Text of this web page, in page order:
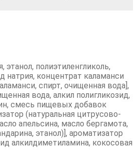
этанол, полиэтиленгликоль,
натрия, концентрат каламанси
спирт, очищенная вода],
вода, алкил полигликозид,
смесь пищевых добавок
(натуральная цитрусово-
апельсина, масло бергамота,
этанол)], ароматизатор
алкилдиметиламина, кокосовая